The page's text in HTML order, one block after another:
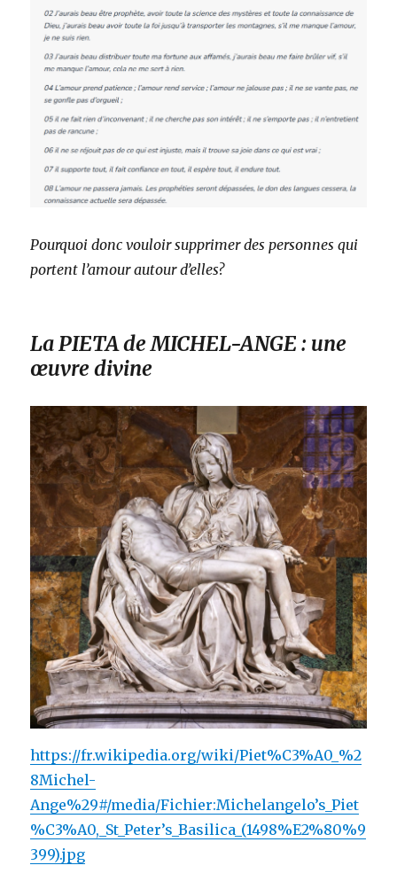
Pourquoi donc vouloir supprimer des personnes qui
portent l’amour autour d’elles?
La PIETA de MICHEL-ANGE : une
œuvre divine
https://fr.wikipedia.org/wiki/Piet%C3%A0_%2
8Michel-
Ange%29#/media/Fichier:Michelangelo’s_Piet
%C3%A0,_St_Peter’s_Basilica_(1498%E2%80%9
399).jpg